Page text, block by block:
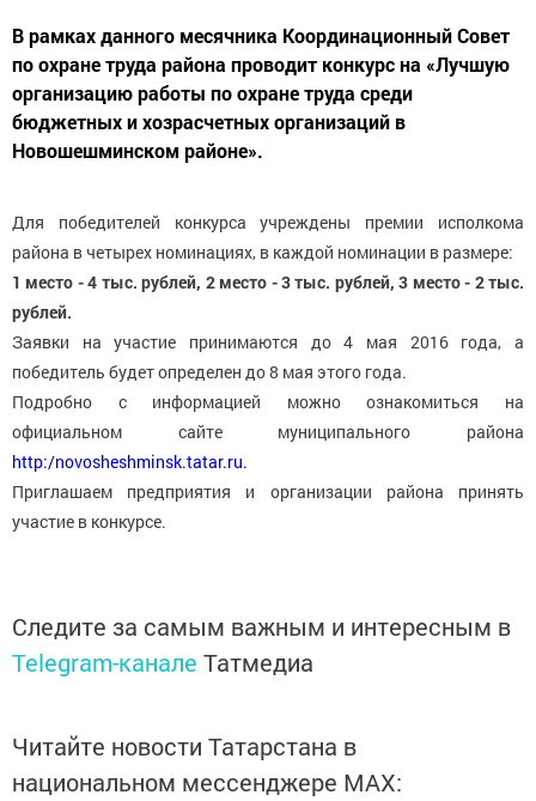
В рамках данного месячника Координационный Совет
по охране труда района проводит конкурс на «Лучшую
организацию работы по охране труда среди
бюджетных и хозрасчетных организаций в
Новошешминском районе».
Для победителей конкурса учреждены премии исполкома
района в четырех номинациях, в каждой номинации в размере:
1 место - 4 тыс. рублей, 2 место - 3 тыс. рублей, 3 место - 2 тыс.
рублей.
Заявки на участие принимаются до 4 мая 2016 года, а
победитель будет определен до 8 мая этого года.
Подробно с информацией можно ознакомиться на
официальном сайте муниципального района
http:/novosheshminsk.tatar.ru.
Приглашаем предприятия и организации района принять
участие в конкурсе.
Следите за самым важным и интересным в
Telegram-канале Татмедиа
Читайте новости Татарстана в
национальном мессенджере MАХ: